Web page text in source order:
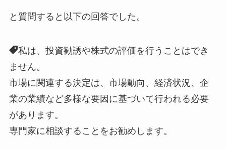
と質問すると以下の回答でした。
私は、投資勧誘や株式の評価を行うことはでき
ません。
市場に関連する決定は、市場動向、経済状況、企
業の業績など多様な要因に基づいて行われる必要
があります。
専門家に相談することをお勧めします。